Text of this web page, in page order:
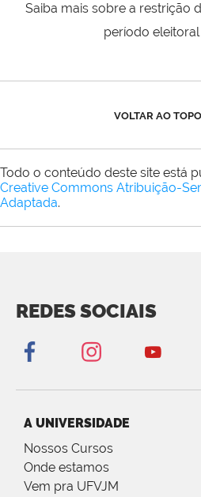
Saiba mais sobre a restrição
período eleitoral
VOLTAR AO TOPO
Todo o conteúdo deste site está
Creative Commons Atribuição-
Adaptada.
REDES SOCIAIS
A UNIVERSIDADE
Nossos Cursos
Onde estamos
Vem pra UFVJM